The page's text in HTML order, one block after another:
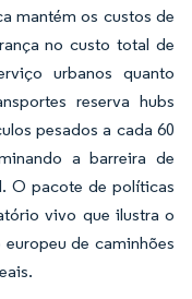
mantém os custos de
no custo total de
urbanos quanto
reserva hubs
pesados a cada 60
a barreira de
O pacote de políticas
vivo que ilustra o
de caminhões